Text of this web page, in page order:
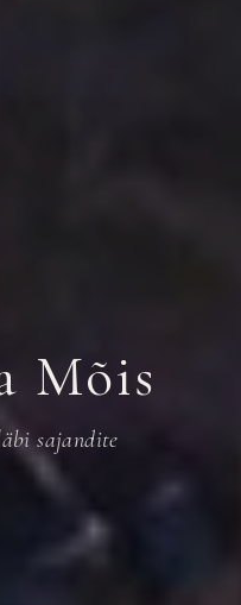
Mõis
sajandite